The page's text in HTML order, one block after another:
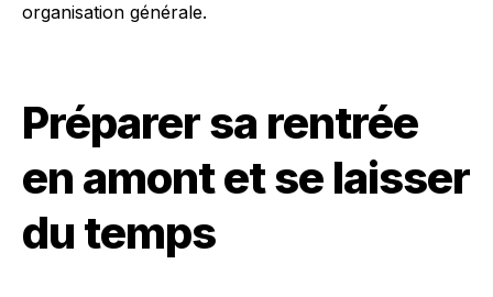
organisation générale.
Préparer sa rentrée
en amont et se laisser
du temps